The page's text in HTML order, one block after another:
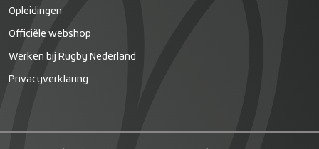
Opleidingen
Officiële webshop
Werken bij Rugby Nederland
Privacyverklaring